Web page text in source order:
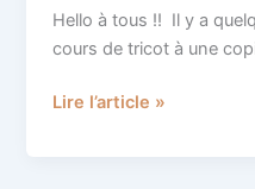
Hello à tous !! Il y a
cours de tricot à une
hiboux
Lire l’article »